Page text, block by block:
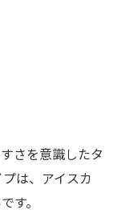
さを意識したタ
は、アイスカ
す。